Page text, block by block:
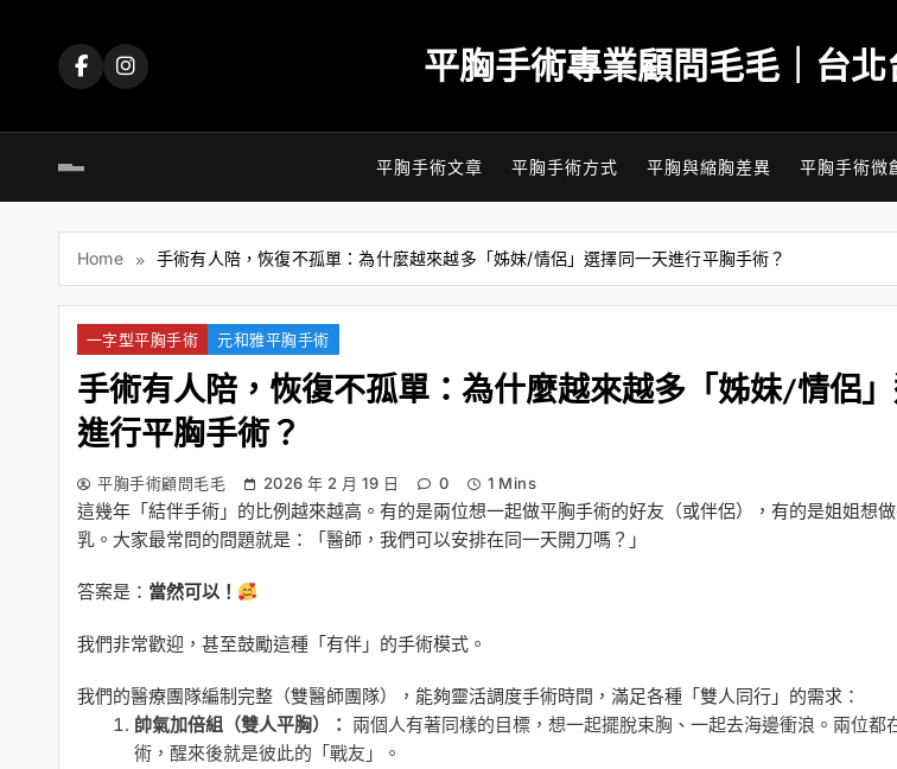
平胸手術專業顧問毛毛｜台
平胸手術文章 平胸手術方式 平胸與縮胸差異 平胸手術微
Home 手術有人陪，恢復不孤單：為什麼越來越多「姊妹/情侶」選擇同一天進行平胸手術？
一字型平胸手術 元和雅平胸手術
手術有人陪，恢復不孤單：為什麼越來越多「姊妹/情侶
進行平胸手術？
平胸手術顧問毛毛 2026 年 2 月 19 日 0 1 Mins
這幾年「結伴手術」的比例越來越高。有的是兩位想一起做平胸手術的好友（或伴侶），有的是姐姐想
乳。大家最常問的問題就是：「醫師，我們可以安排在同一天開刀嗎？」
答案是： 當然可以！
我們非常歡迎，甚至鼓勵這種「有伴」的手術模式。
我們的醫療團隊編制完整（雙醫師團隊），能夠靈活調度手術時間，滿足各種「雙人同行」的需求：
帥氣加倍組（雙人平胸）： 兩個人有著同樣的目標，想一起擺脫束胸、一起去海邊衝浪。兩位都
術，醒來後就是彼此的「戰友」。